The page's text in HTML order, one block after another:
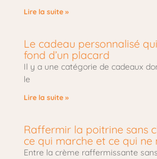
Lire la suite »
Le cadeau personnalisé
fond d’un placard
Il y a une catégorie de cadeaux
le
Lire la suite »
Raffermir la poitrine sans
ce qui marche et ce qui ne
Entre la crème raffermissante